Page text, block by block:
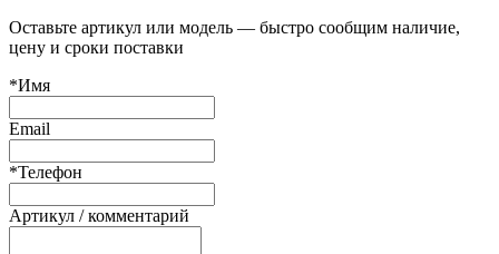
Оставьте артикул или модель — быстро сообщим наличие,
цену и сроки поставки
*Имя
Email
*Телефон
Артикул / комментарий